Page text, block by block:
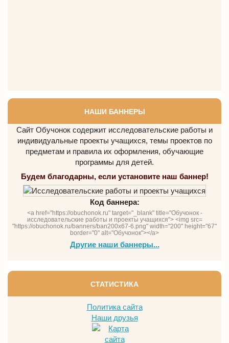
НАШИ БАННЕРЫ
Сайт Обучонок содержит исследовательские работы и
индивидуальные проекты учащихся, темы проектов по
предметам и правила их оформления, обучающие
программы для детей.
Будем благодарны, если установите наш баннер!
Код баннера:
<a href="https://obuchonok.ru" target="_blank" title="Обучонок -
исследовательские работы и проекты учащихся"> <img src=
"https://obuchonok.ru/banners/ban200x67-6.png" width="200" height="67"
border="0" alt="Обучонок"></a>
Другие наши баннеры...
СТАТИСТИКА
Политика сайта
Наши друзья